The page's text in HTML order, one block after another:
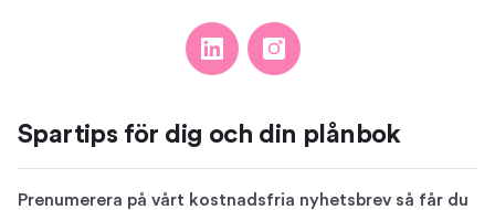
Spartips för dig och din plånbok
Prenumerera på vårt kostnadsfria nyhetsbrev så får du